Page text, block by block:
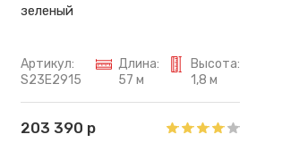
зеленый
Артикул:
S23E2915
Длина:
57 м
Высота:
1,8 м
203 390 р